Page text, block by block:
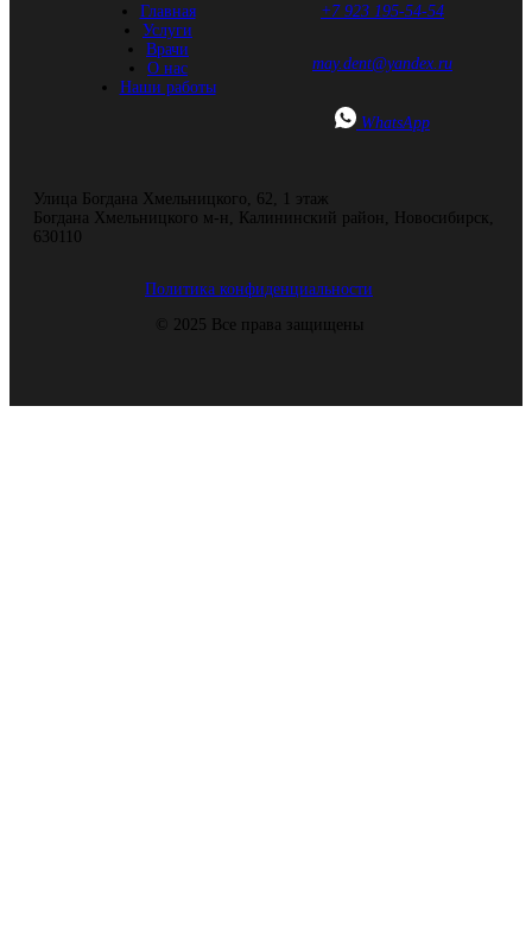
Главная
Услуги
Врачи
О нас
Наши работы
+7 923 195-54-54
may.dent@yandex.ru
WhatsApp
Улица Богдана Хмельницкого, 62, ​1 этаж
Богдана Хмельницкого м-н, Калининский район, Новосибирск,
630110
Политика конфиденциальности
© 2025 Все права защищены